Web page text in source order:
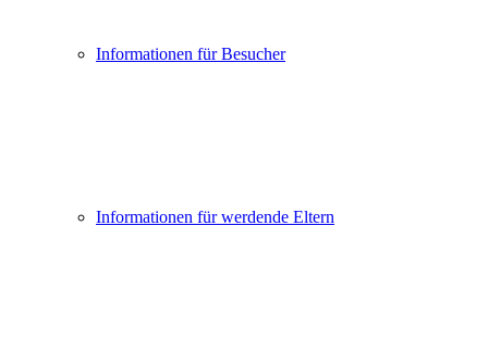
Informationen für Besucher
Informationen für werdende Eltern